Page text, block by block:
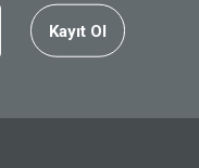
Kayıt Ol